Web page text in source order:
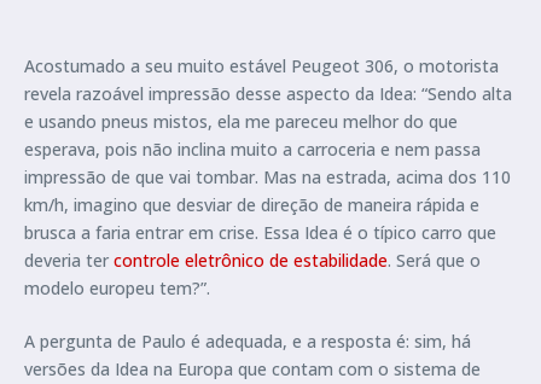
Acostumado a seu muito estável Peugeot 306, o motorista
revela razoável impressão desse aspecto da Idea: “Sendo alta
e usando pneus mistos, ela me pareceu melhor do que
esperava, pois não inclina muito a carroceria e nem passa
impressão de que vai tombar. Mas na estrada, acima dos 110
km/h, imagino que desviar de direção de maneira rápida e
brusca a faria entrar em crise. Essa Idea é o típico carro que
deveria ter controle eletrônico de estabilidade. Será que o
modelo europeu tem?”.
A pergunta de Paulo é adequada, e a resposta é: sim, há
versões da Idea na Europa que contam com o sistema de